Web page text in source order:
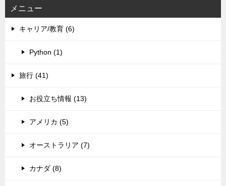
メニュー
キャリア/教育 (6)
Python (1)
旅行 (41)
お役立ち情報 (13)
アメリカ (5)
オーストラリア (7)
カナダ (8)